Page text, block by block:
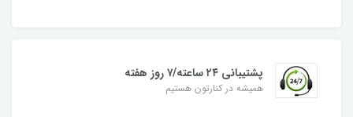
پشتیبانی ۲۴ ساعته/۷ روز هفته
همیشه در کنارتون هستیم